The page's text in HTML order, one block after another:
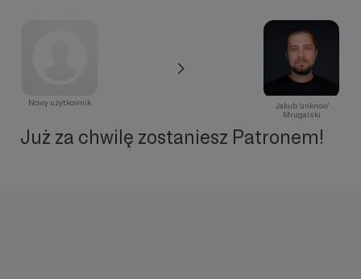
Nowy użytkownik
Jakub 'unknow'
Mrugalski
Już za chwilę zostaniesz Patronem!